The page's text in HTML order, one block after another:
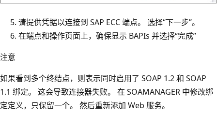
请提供凭据以连接到 SAP ECC 端点。 选择“下一步”。
在端点和操作页面上，确保显示 BAPIs 并选择“完成”
注意
如果看到多个终结点，则表示同时启用了 SOAP 1.2 和 SOAP
1.1 绑定。 这会导致连接器失败。 在 SOAMANAGER 中修改绑
定定义，只保留一个。 然后重新添加 Web 服务。